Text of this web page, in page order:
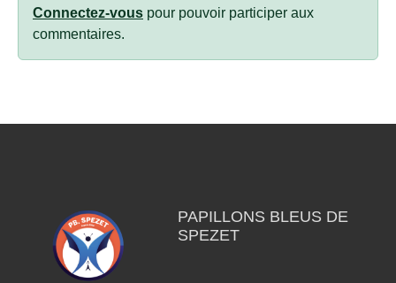
Connectez-vous pour pouvoir participer aux
commentaires.
PAPILLONS BLEUS DE
SPEZET